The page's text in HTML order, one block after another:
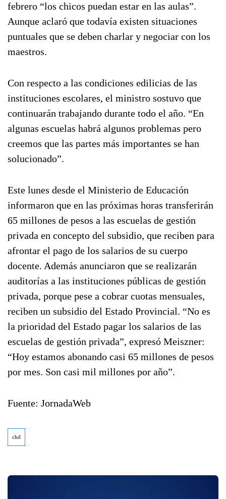
febrero “los chicos puedan estar en las aulas”.
Aunque aclaró que todavía existen situaciones
puntuales que se deben charlar y negociar con los
maestros.
Con respecto a las condiciones edilicias de las
instituciones escolares, el ministro sostuvo que
continuarán trabajando durante todo el año. “En
algunas escuelas habrá algunos problemas pero
creemos que las partes más importantes se han
solucionado”.
Este lunes desde el Ministerio de Educación
informaron que en las próximas horas transferirán
65 millones de pesos a las escuelas de gestión
privada en concepto del subsidio, que reciben para
afrontar el pago de los salarios de su cuerpo
docente. Además anunciaron que se realizarán
auditorías a las instituciones públicas de gestión
privada, porque pese a cobrar cuotas mensuales,
reciben un subsidio del Estado Provincial. “No es
la prioridad del Estado pagar los salarios de las
escuelas de gestión privada”, expresó Meiszner:
“Hoy estamos abonando casi 65 millones de pesos
por mes. Son casi mil millones por año”.
Fuente: JornadaWeb
chd